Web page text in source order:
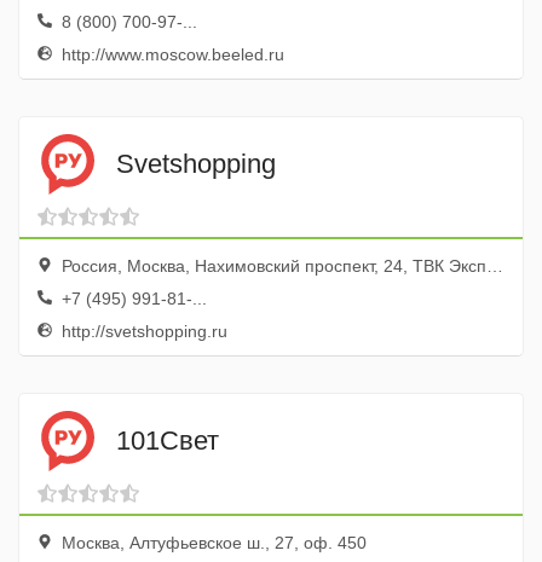
8 (800) 700-97-...
http://www.moscow.beeled.ru
Svetshopping
Россия, Москва, Нахимовский проспект, 24, ТВК Экспострой, оф. 18
+7 (495) 991-81-...
http://svetshopping.ru
101Свет
Москва, Алтуфьевское ш., 27, оф. 450